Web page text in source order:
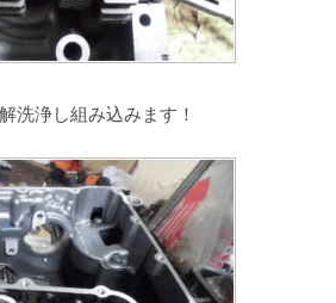
洗浄し組み込みます！